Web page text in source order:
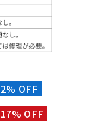
2% OFF
17% OFF